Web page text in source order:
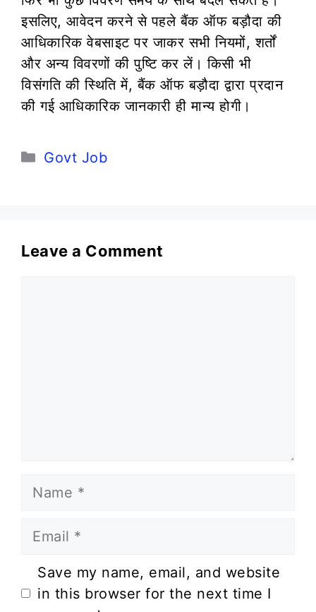
इसलिए, आवेदन करने से पहले बैंक ऑफ बड़ौदा की
आधिकारिक वेबसाइट पर जाकर सभी नियमों, शर्तों
और अन्य विवरणों की पुष्टि कर लें। किसी भी
विसंगति की स्थिति में, बैंक ऑफ बड़ौदा द्वारा प्रदान
की गई आधिकारिक जानकारी ही मान्य होगी।
Categories
Govt Job
Leave a Comment
Name
Email
Website
Save my name, email, and website
in this browser for the next time I